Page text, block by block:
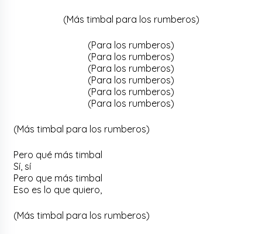
(Más timbal para los rumberos)
(Para los rumberos)
(Para los rumberos)
(Para los rumberos)
(Para los rumberos)
(Para los rumberos)
(Para los rumberos)
(Más timbal para los rumberos)
Pero qué más timbal
Sí, sí
Pero que más timbal
Eso es lo que quiero,
(Más timbal para los rumberos)